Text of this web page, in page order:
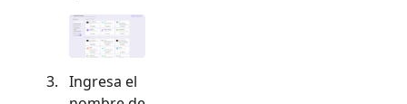
Ingresa el